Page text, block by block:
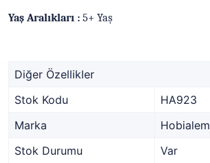
Yaş Aralıkları : 5+ Yaş
Diğer Özellikler
Stok Kodu
HA923
Marka
Hobialem
Stok Durumu
Var